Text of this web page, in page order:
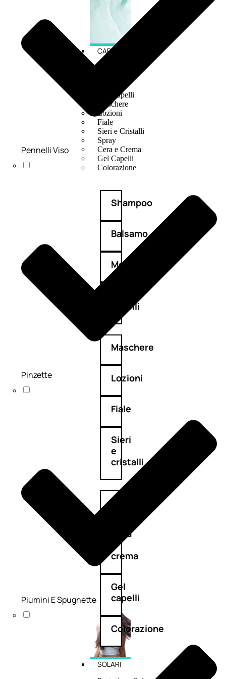
CAPELLI
Olii Capelli
Maschere
Lozioni
Fiale
Sieri e Cristalli
Spray
Cera e Crema
Gel Capelli
Colorazione
Shampoo
Balsamo
Mousse
capelli
Maschere
Lozioni
Fiale
Sieri
e
cristalli
Spray
Cera
crema
Gel
capelli
Colorazione
SOLARI
Pennelli Viso
Pinzette
Piumini E Spugnette